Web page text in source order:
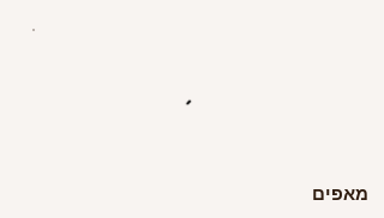
מאפים